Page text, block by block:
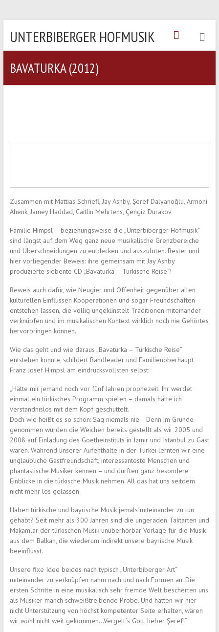
UNTERBIBERGER HOFMUSIK
BAVATURKA (2012)
Zusammen mit Mattias Schriefl, Jay Ashby, Şeref Dalyanoğlu, Armoni
Ahenk, Jamey Haddad, Caitlin Mehrtens, Çengiz Durakov
Familie Himpsl – beziehungsweise die „Unterbiberger Hofmusik“
sind längst auf dem Weg ganz neue musikalische Grenzbereiche
und Überschneidungen zu entdecken und auszuloten. Bester und
hier vorliegender Beweis: ihre gemeinsam mit Jay Ashby
produzierte siebente CD „Bavaturka – Türkische Reise“!
Beweis auch dafür, wie Neugier und Offenheit gegenüber allen
kulturellen Einflüssen Kooperationen und sogar Freundschaften
entstehen lassen, die völlig ungekünstelt Traditionen miteinander
verknüpfen und im musikalischen Kontext wirklich noch nie Gehörtes
hervorbringen können.
Wie das geht und wie daraus „Bavaturka – Türkische Reise“
entstehen konnte, schildert Bandleader und Familienoberhaupt
Franz Josef Himpsl am eindrucksvollsten selbst:
„Hätte mir jemand noch vor fünf Jahren prophezeit: Ihr werdet
einmal ein türkisches Programm spielen – damals hätte ich
verständnislos mit dem Kopf geschüttelt.
Doch wie heißt es so schön: Sag niemals nie… Denn im Grunde
genommen wurden die Weichen bereits gestellt als wir 2005 und
2008 auf Einladung des Goetheinstituts in Izmir und Istanbul zu Gast
waren. Während unserer Aufenthalte in der Türkei lernten wir eine
unglaubliche Gastfreundschaft, interessanteste Menschen und
phantastische Musiker kennen – und durften ganz besondere
Einblicke in die türkische Musik nehmen. All das hat uns seitdem
nicht mehr los gelassen.
Haben türkische und bayrische Musik jemals miteinander zu tun
gehabt? Seit mehr als 300 Jahren sind die ungeraden Taktarten und
Makamlar der türkischen Musik unüberhörbar Vorlage für die Musik
aus dem Balkan, die wiederum indirekt unsere bayrische Musik
beeinflusst.
Unsere fixe Idee beides nach typisch „Unterbiberger Art“
miteinander zu verknüpfen nahm nach und nach Formen an. Die
ersten Schritte in eine musikalisch sehr fremde Welt bescherten uns
als Musiker manch schweißtreibende Probe. Und hätten wir hier
nicht Unterstützung von höchst kompetenter Seite erhalten, wären
wir wohl nicht weit gekommen…Vergelt´s Gott, lieber Şeref!“